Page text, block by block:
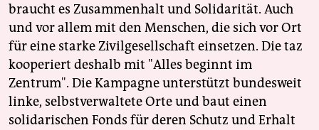
braucht es Zusammenhalt und Solidarität. Auch
und vor allem mit den Menschen, die sich vor Ort
für eine starke Zivilgesellschaft einsetzen. Die taz
kooperiert deshalb mit "Alles beginnt im
Zentrum". Die Kampagne unterstützt bundesweit
linke, selbstverwaltete Orte und baut einen
solidarischen Fonds für deren Schutz und Erhalt